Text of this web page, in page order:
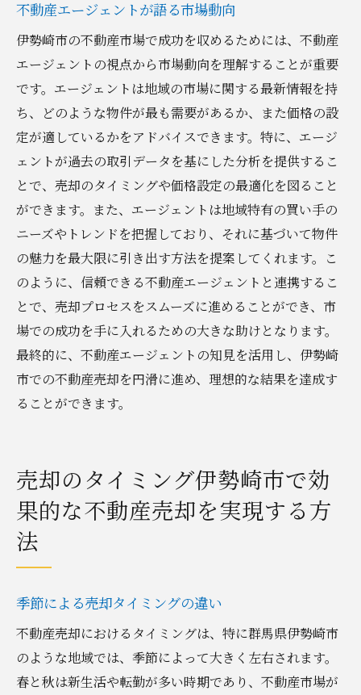
不動産エージェントが語る市場動向
伊勢崎市の不動産市場で成功を収めるためには、不動産
エージェントの視点から市場動向を理解することが重要
です。エージェントは地域の市場に関する最新情報を持
ち、どのような物件が最も需要があるか、また価格の設
定が適しているかをアドバイスできます。特に、エージ
ェントが過去の取引データを基にした分析を提供するこ
とで、売却のタイミングや価格設定の最適化を図ること
ができます。また、エージェントは地域特有の買い手の
ニーズやトレンドを把握しており、それに基づいて物件
の魅力を最大限に引き出す方法を提案してくれます。こ
のように、信頼できる不動産エージェントと連携するこ
とで、売却プロセスをスムーズに進めることができ、市
場での成功を手に入れるための大きな助けとなります。
最終的に、不動産エージェントの知見を活用し、伊勢崎
市での不動産売却を円滑に進め、理想的な結果を達成す
ることができます。
売却のタイミング伊勢崎市で効
果的な不動産売却を実現する方
法
季節による売却タイミングの違い
不動産売却におけるタイミングは、特に群馬県伊勢崎市
のような地域では、季節によって大きく左右されます。
春と秋は新生活や転勤が多い時期であり、不動産市場が